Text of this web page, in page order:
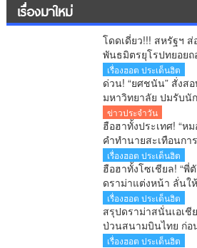
เรื่องมาใหม่
โดดเดี่ยว!!! สหรัฐฯ ส่
พันธมิตรยุโรปทยอยถ
ร่วมวงโจมตีอิหร่าน
เรื่องฮอต ประเด็นฮิต
ด่วน! “ยศชนัน” สั่งสอ
มหาวิทยาลัย ปมรับนั
สงสัยใช้วีซ่าผิดประเ
เอาผิด
ข่าวประจำวัน
ฮือฮาทั้งประเทศ! “หม
คำทำนายสะเทือนกา
นายกฯคนใหม่ หนุ่มห
ใหม่ โปรไฟล์แกร่ง
ยมบอก
เรื่องฮอต ประเด็นฮิต
ฮือฮาทั้งโซเชียล! “พี่
ดราม่าแต่งหน้า ลั่นใ
ไม่ใช่ใบหน้า เตือนคอ
เลยระวังผิดกฎหมาย
เรื่องฮอต ประเด็นฮิต
สรุปดราม่าสนั่นเอเ
ป่วนสนามบินไทย ก่อ
ชี้” จุดกระแสเดือดข้า
เรื่องฮอต ประเด็นฮิต